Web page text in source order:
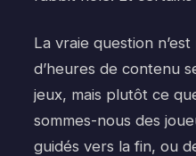
La vraie question
d’heures de contenu
jeux, mais plutôt ce
sommes-nous des
guidés vers la fin, ou